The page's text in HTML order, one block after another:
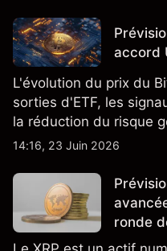
accord
L'évolution du prix du
sorties d'ETF, les
la réduction du risque
de paix États-Unis-
résultats futurs.
14:16, 23 Juin 2026
ronde